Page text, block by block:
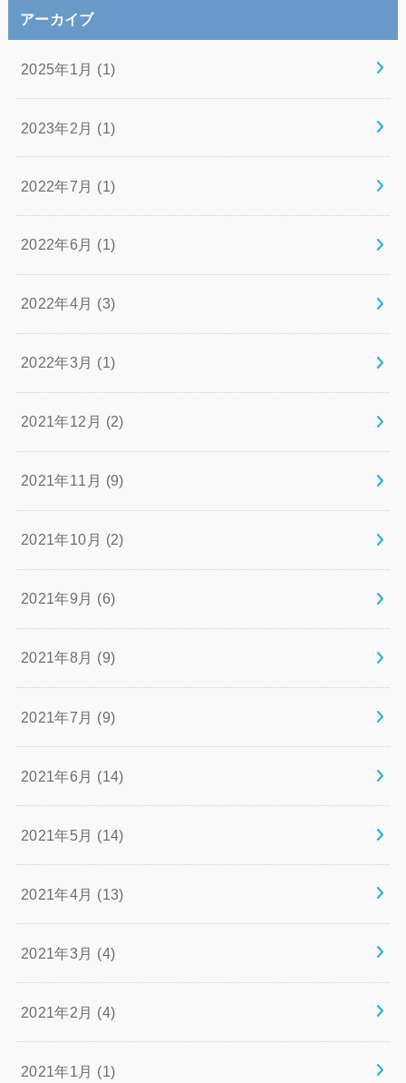
アーカイブ
2025年1月 (1)
2023年2月 (1)
2022年7月 (1)
2022年6月 (1)
2022年4月 (3)
2022年3月 (1)
2021年12月 (2)
2021年11月 (9)
2021年10月 (2)
2021年9月 (6)
2021年8月 (9)
2021年7月 (9)
2021年6月 (14)
2021年5月 (14)
2021年4月 (13)
2021年3月 (4)
2021年2月 (4)
2021年1月 (1)